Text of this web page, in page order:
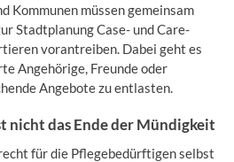
Kommunen müssen gemeinsam
Stadtplanung Case- und Care-
vorantreiben. Dabei geht es
Angehörige, Freunde oder
Angebote zu entlasten.
nicht das Ende der Mündigkeit
für die Pflegebedürftigen selbst